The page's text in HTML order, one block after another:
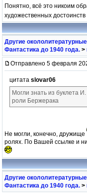
Понятно, всё это никоим
художественных
Другие
Фантастика до 1940 года. >
Отправлено 5 февраля
цитата slovar06
Могли знать из буклета
роли Бержерака
Не могли, конечно, дружище
ролях. По Вашей ссылке и
Другие
Фантастика до 1940 года. >